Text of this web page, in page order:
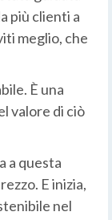
più clienti a
meglio, che
È una
valore di ciò
a questa
E inizia,
nel